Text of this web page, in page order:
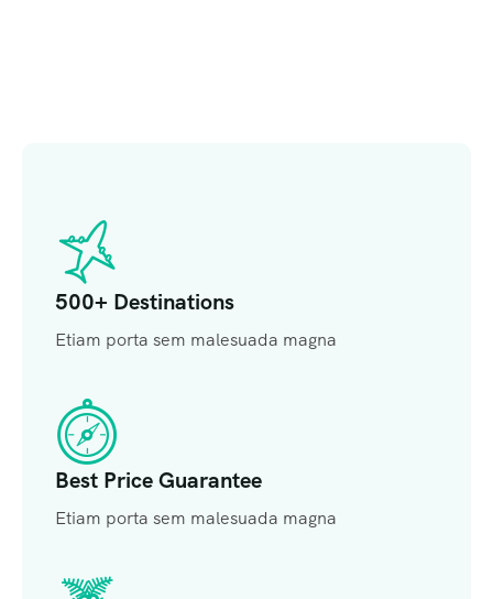
500+ Destinations
Etiam porta sem malesuada magna
Best Price Guarantee
Etiam porta sem malesuada magna